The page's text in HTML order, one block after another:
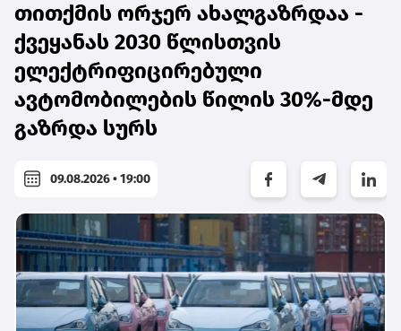
თითქმის ორჯერ ახალგაზრდაა -
ქვეყანას 2030 წლისთვის
ელექტრიფიცირებული
ავტომობილების წილის 30%-მდე
გაზრდა სურს
09.08.2026 • 19:00